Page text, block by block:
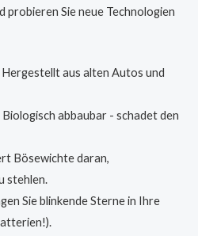
probieren Sie neue Technologien
Hergestellt aus alten Autos und
Biologisch abbaubar - schadet den
Bösewichte daran,
stehlen.
Sie blinkende Sterne in Ihre